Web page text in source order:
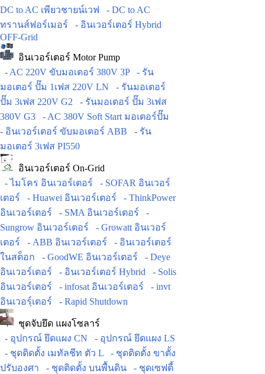
DC to AC เพียวชายน์เวฟ
- DC to AC
ทรานส์ฟอร์เมอร์
- อินเวอร์เตอร์ Hybrid
OFF-Grid
อินเวอร์เตอร์ Motor Pump
- AC 220V ขับมอเตอร์ 380V 3P
- รัน
มอเตอร์ ปั๊ม 1เฟส 220V LN
- รันมอเตอร์
ปั๊ม 3เฟส 220V G2
- รันมอเตอร์ ปั๊ม 3เฟส
380V G3
- AC 380V Soft Start มอเตอร์ปั๊ม
- อินเวอร์เตอร์ ขับมอเตอร์ ABB
- รัน
มอเตอร์ 3เฟส PI550
อินเวอร์เตอร์ On-Grid
- ไมโคร อินเวอร์เตอร์
- SOFAR อินเวอร์
เตอร์
- Huawei อินเวอร์เตอร์
- ThinkPower
อินเวอร์เตอร์
- SMA อินเวอร์เตอร์
-
Sungrow อินเวอร์เตอร์
- Growatt อินเวอร์
เตอร์
- ABB อินเวอร์เตอร์
- อินเวอร์เตอร์
ในสต็อก
- GoodWE อินเวอร์เตอร์
- Deye
อินเวอร์เตอร์
- อินเวอร์เตอร์ Hybrid
- Solis
อินเวอร์เตอร์
- infosat อินเวอร์เตอร์
- invt
อินเวอร์ฺเตอร์
- Rapid Shutdown
ชุดจับยึด แผงโซลาร์
- อุปกรณ์ ยึดแผง CN
- อุปกรณ์ ยึดแผง LS
- ชุดติดตั้ง เมทัลชีท ตัว L
- ชุดติดตั้ง ขาตั้ง
ปรับองศา
- ชุดติดตั้ง บนพื้นดิน
- ชุดเซฟตี้